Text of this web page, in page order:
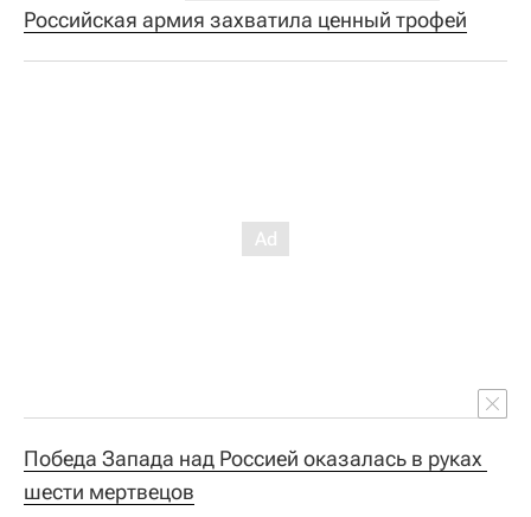
Российская армия захватила ценный трофей
Победа Запада над Россией оказалась в руках
шести мертвецов